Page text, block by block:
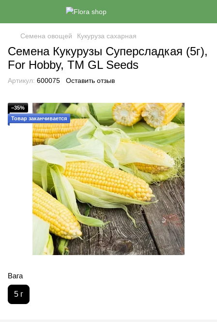
Семена овощей Кукуруза сахарная
Семена Кукурузы Суперсладкая (5г),
For Hobby, TM GL Seeds
Артикул: 600075 Оставить отзыв
−35%
Товар заканчивается
Вага
5 г